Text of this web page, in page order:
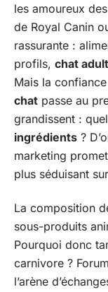
les amoureux
de Royal Canin
rassurante :
profils, chat
Mais la
chat passe au
grandissent :
ingrédients ?
marketing
plus séduisant
La composition
sous-produits
Pourquoi donc
carnivore ?
l’arène